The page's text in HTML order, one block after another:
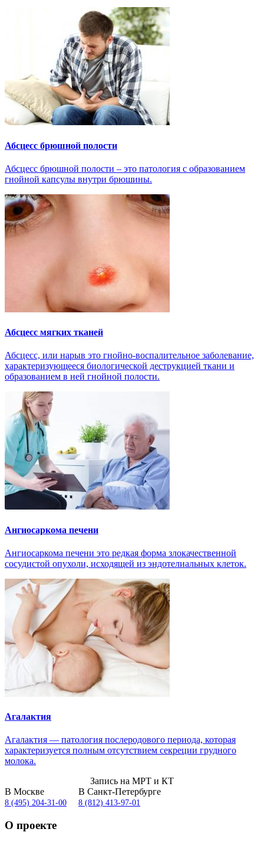
Абсцесс брюшной полости
Абсцесс брюшной полости – это патология с образованием
гнойной капсулы внутри брюшины.
Абсцесс мягких тканей
Абсцесс, или нарыв это гнойно-воспалительное заболевание,
характеризующееся биологической деструкцией ткани и
образованием в ней гнойной полости.
Ангиосаркома печени
Ангиосаркома печени это редкая форма злокачественной
сосудистой опухоли, исходящей из эндотелиальных клеток.
Агалактия
Агалактия — патология послеродового периода, которая
характеризуется полным отсутствием секреции грудного
молока.
Запись на МРТ и КТ
В Москве
8 (495) 204-31-00
В Санкт-Петербурге
8 (812) 413-97-01
О проекте